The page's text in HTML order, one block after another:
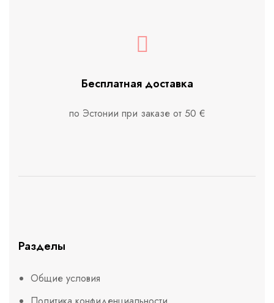
Бесплатная доставка
по Эстонии при заказе от 50 €
Разделы
Общие условия